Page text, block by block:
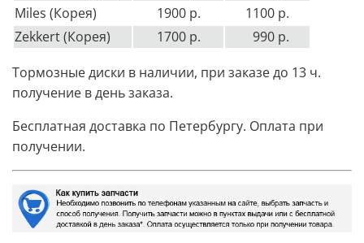
Miles (Корея)
1900 р.
1100 р.
Zekkert (Корея)
1700 р.
990 р.
Тормозные диски в наличии, при заказе до 13 ч.
получение в день заказа.
Бесплатная доставка по Петербургу. Оплата при
получении.